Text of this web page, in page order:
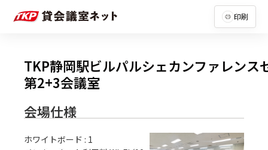
印刷
TKP静岡駅ビルパルシェカンファレンス
第2+3会議室
会場仕様
ホワイトボード : 1